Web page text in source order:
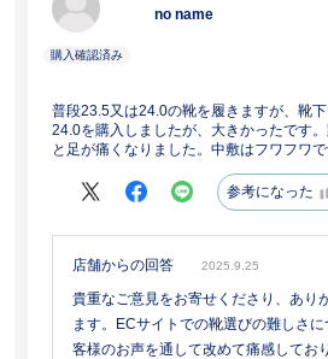
no name
普段23.5又は24.0の靴を履きますが、靴
24.0を購入しましたが、大きかったです
と足が痛くなりました。中敷はフワフワで
参考になった
店舗からの回答 2025.9.25
貴重なご意見をお寄せくださり、あり
ます。ECサイトでの靴選びの難しさに
客様のお声を通して改めて痛感してお